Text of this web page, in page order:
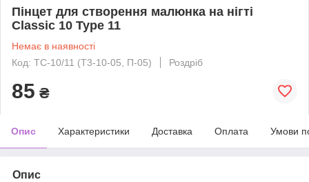
Пінцет для створення малюнка на нігті
Classic 10 Type 11
Немає в наявності
Код: TC-10/11 (T3-10-05, П-05)
Роздріб
85 ₴
Опис Характеристики Доставка Оплата Умови
Опис